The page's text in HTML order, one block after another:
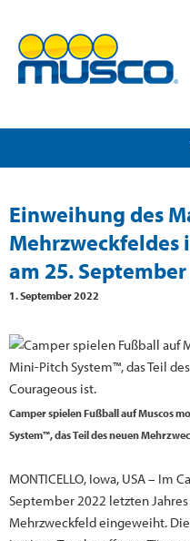
Einweihung des
Mehrzweckfeldes
am 25. September
1. September 2022
Camper spielen Fußball auf Muscos
System™, das Teil des neuen
MONTICELLO, Iowa, USA – Im
September 2022 letzten
Mehrzweckfeld eingeweiht.